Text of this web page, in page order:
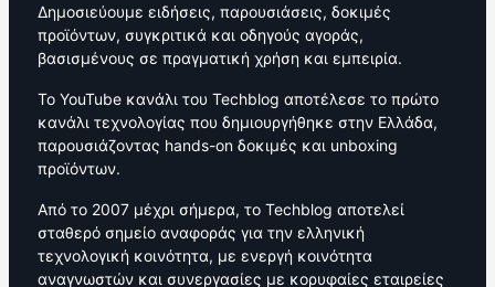
Δημοσιεύουμε ειδήσεις, παρουσιάσεις, δοκιμές
προϊόντων, συγκριτικά και οδηγούς αγοράς,
βασισμένους σε πραγματική χρήση και εμπειρία.
Το YouTube κανάλι του Techblog αποτέλεσε το πρώτο
κανάλι τεχνολογίας που δημιουργήθηκε στην Ελλάδα,
παρουσιάζοντας hands-on δοκιμές και unboxing
προϊόντων.
Από το 2007 μέχρι σήμερα, το Techblog αποτελεί
σταθερό σημείο αναφοράς για την ελληνική
τεχνολογική κοινότητα, με ενεργή κοινότητα
αναγνωστών και συνεργασίες με κορυφαίες εταιρείες